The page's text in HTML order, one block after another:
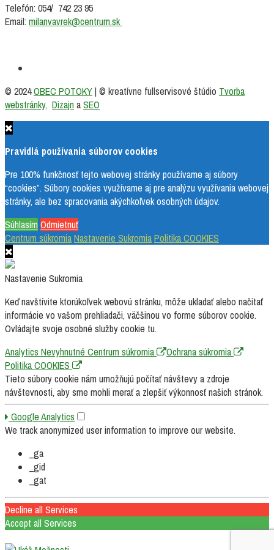
Telefón: 054/ 742 23 95
Email: milanvavrek@centrum.sk
© 2024OBEC POTOKY| © kreatívne fullservisové štúdio Tvorba
webstránky, Dizajn aSEO
Pravidlá používania súborov cookies
Pre 100% funkčnosť tejto webovej stránky používame aj súbory
“cookies”. Súbory cookies využívame aj pre analýzu využívania webovej
stránky, ale bez spracovania akýchkoľvek osobných údajov.
Súhlasím Odmietnuť
Centrum súkromiaNastavenie SukromiaPolitika COOKIES
Nastavenie Sukromia
Keď navštívite ktorúkoľvek webovú stránku, môže ukladať alebo načítať
informácie vo vašom prehliadači, väčšinou vo forme súborov cookie.
Ovládajte svoje osobné služby cookie tu.
Analytics Nevyhnutné Centrum súkromia
Ochrana súkromia
Politika COOKIES
Tieto súbory cookie nám umožňujú počítať návštevy a zdroje
návštevnosti, aby sme mohli merať a zlepšiť výkonnosť našich stránok.
Google Analytics
We track anonymized user information to improve our website.
_ga
_gid
_gat
Decline all Services
Accept all Services